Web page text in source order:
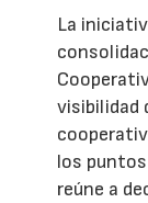
La
visibilidad
los
reúne a